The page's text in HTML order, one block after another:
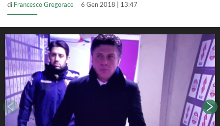
di Francesco Gregorace 6 Gen 2018 | 13:47